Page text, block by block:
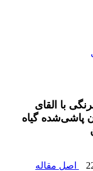
با القای
پاشی‌شده گیاه
اصل مقاله